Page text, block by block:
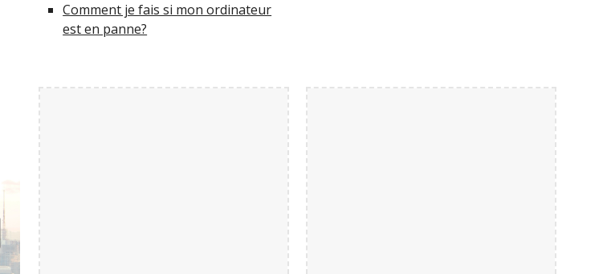
Comment je fais si mon ordinateur
est en panne?